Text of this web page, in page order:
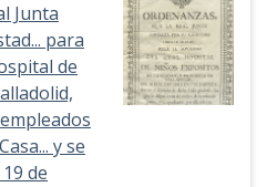
Junta
para
de
y se
de